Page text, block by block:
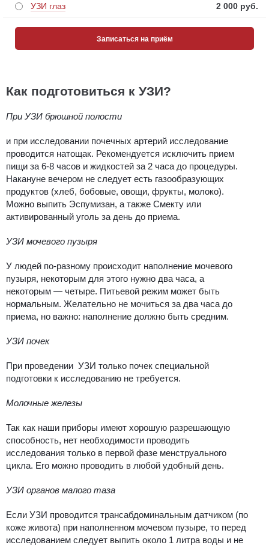
УЗИ глаз 2 000 pуб.
Записаться на приём
Как подготовиться к УЗИ?
При УЗИ брюшной полости
и при исследовании почечных артерий исследование
проводится натощак. Рекомендуется исключить прием
пищи за 6-8 часов и жидкостей за 2 часа до процедуры.
Накануне вечером не следует есть газообразующих
продуктов (хлеб, бобовые, овощи, фрукты, молоко).
Можно выпить Эспумизан, а также Смекту или
активированный уголь за день до приема.
УЗИ мочевого пузыря
У людей по-разному происходит наполнение мочевого
пузыря, некоторым для этого нужно два часа, а
некоторым — четыре. Питьевой режим может быть
нормальным. Желательно не мочиться за два часа до
приема, но важно: наполнение должно быть средним.
УЗИ почек
При проведении УЗИ только почек специальной
подготовки к исследованию не требуется.
Молочные железы
Так как наши приборы имеют хорошую разрешающую
способность, нет необходимости проводить
исследования только в первой фазе менструального
цикла. Его можно проводить в любой удобный день.
УЗИ органов малого таза
Если УЗИ проводится трансабдоминальным датчиком (по
коже живота) при наполненном мочевом пузыре, то перед
исследованием следует выпить около 1 литра воды и не